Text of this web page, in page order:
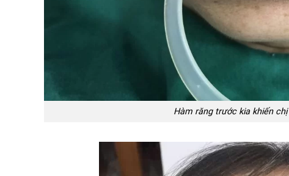
Hàm răng trước kia khiến